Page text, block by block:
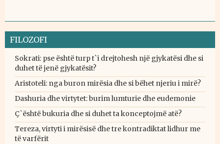
FILOZOFI
Sokrati: pse është turp t`i drejtohesh një gjykatësi dhe si
duhet të jenë gjykatësit?
Aristoteli: nga buron mirësia dhe si bëhet njeriu i mirë?
Dashuria dhe virtytet: burim lumturie dhe eudemonie
Ç`është bukuria dhe si duhet ta konceptojmë atë?
Tereza, virtyti i mirësisë dhe tre kontradiktat lidhur me
të varfërit